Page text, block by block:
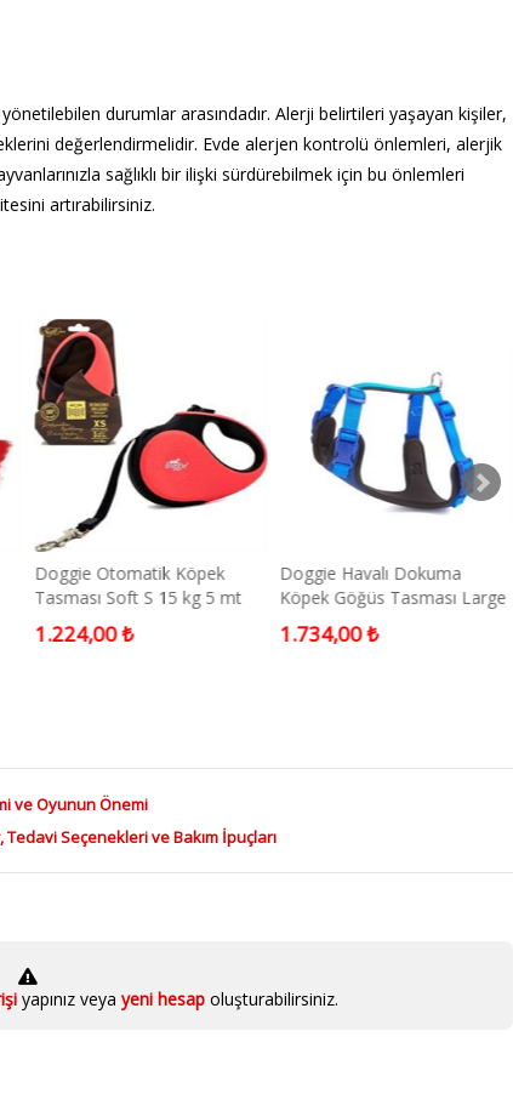
durumlar arasındadır. Alerji belirtileri yaşayan kişiler,
değerlendirmelidir. Evde alerjen kontrolü önlemleri, alerjik
sağlıklı bir ilişki sürdürebilmek için bu önlemleri
artırabilirsiniz.
Doggie Otomatik Köpek
Tasması Soft S 15 kg 5 mt
Pembe Small
1.224,00 ₺
Doggie Havalı Dokuma
Köpek Göğüs Tasması Large
Mavi 2x55-65 Cm
1.734,00 ₺
ve Oyunun Önemi
Seçenekleri ve Bakım İpuçları
yapınız veya yeni hesapoluşturabilirsiniz.